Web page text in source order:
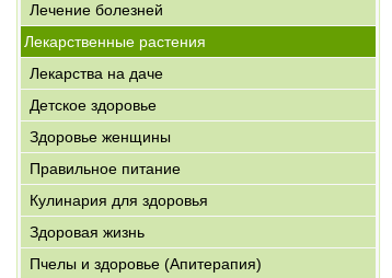
Лечение болезней
Лекарственные растения
Лекарства на даче
Детское здоровье
Здоровье женщины
Правильное питание
Кулинария для здоровья
Здоровая жизнь
Пчелы и здоровье (Апитерапия)